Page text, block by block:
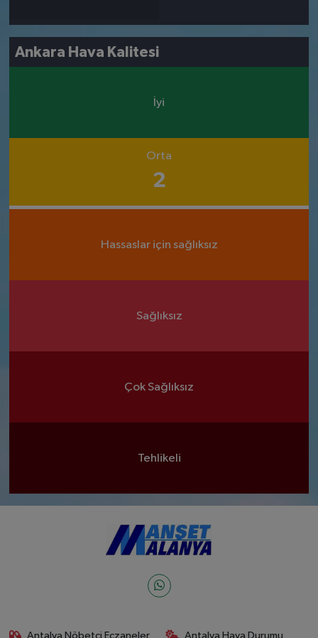
Ankara Hava Kalitesi
İyi
Orta
2
Hassaslar için sağlıksız
Sağlıksız
Çok Sağlıksız
Tehlikeli
Antalya Nöbetçi Eczaneler Antalya Hava Durumu